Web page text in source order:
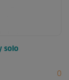
solo
0